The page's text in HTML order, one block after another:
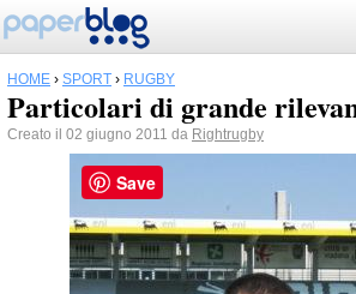
HOME › SPORT › RUGBY
Particolari di grande
Creato il 02 giugno 2011 da Rightrugby
Save